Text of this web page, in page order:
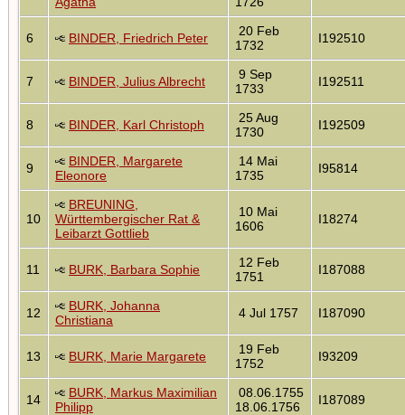
6 BINDER, Friedrich Peter
20 Feb
1732
I192510
7 BINDER, Julius Albrecht
9 Sep
1733
I192511
8 BINDER, Karl Christoph
25 Aug
1730
I192509
9
BINDER, Margarete
Eleonore
14 Mai
1735
I95814
10
BREUNING,
Württembergischer Rat &
Leibarzt Gottlieb
10 Mai
1606
I18274
11 BURK, Barbara Sophie
12 Feb
1751
I187088
12
BURK, Johanna
Christiana
4 Jul 1757 I187090
13 BURK, Marie Margarete
19 Feb
1752
I93209
14
BURK, Markus Maximilian
Philipp
08.06.1755
18.06.1756
I187089